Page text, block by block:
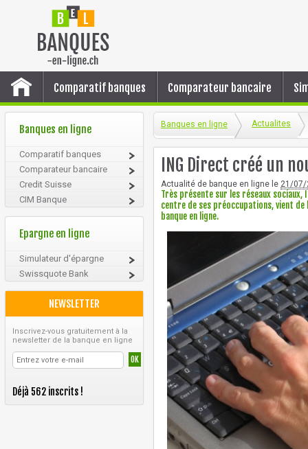
Comparatif banques Comparateur bancaire
Banques en ligne
Comparatif banques
Comparateur bancaire
Credit Suisse
CIM Banque
Epargne en ligne
Simulateur d'épargne
Swissquote Bank
NEWSLETTER
Inscrivez-vous gratuitement à la
newsletter de la banque en ligne
Déjà 562 inscrits !
Banques en ligne Actualites
ING Direct créé un
Actualité de banque en ligne le 21/07/
Très présente sur les réseaux
centre de ses préoccupations, vient de
banque en ligne.